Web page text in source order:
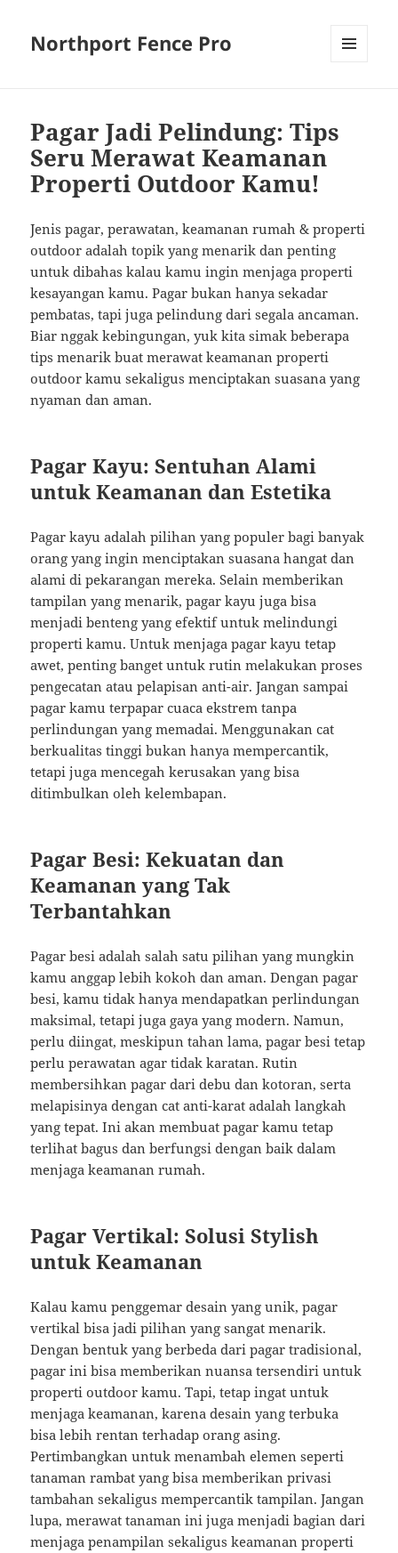
Northport Fence Pro
Pagar Jadi Pelindung: Tips
Seru Merawat Keamanan
Properti Outdoor Kamu!
Jenis pagar, perawatan, keamanan rumah & properti
outdoor adalah topik yang menarik dan penting
untuk dibahas kalau kamu ingin menjaga properti
kesayangan kamu. Pagar bukan hanya sekadar
pembatas, tapi juga pelindung dari segala ancaman.
Biar nggak kebingungan, yuk kita simak beberapa
tips menarik buat merawat keamanan properti
outdoor kamu sekaligus menciptakan suasana yang
nyaman dan aman.
Pagar Kayu: Sentuhan Alami
untuk Keamanan dan Estetika
Pagar kayu adalah pilihan yang populer bagi banyak
orang yang ingin menciptakan suasana hangat dan
alami di pekarangan mereka. Selain memberikan
tampilan yang menarik, pagar kayu juga bisa
menjadi benteng yang efektif untuk melindungi
properti kamu. Untuk menjaga pagar kayu tetap
awet, penting banget untuk rutin melakukan proses
pengecatan atau pelapisan anti-air. Jangan sampai
pagar kamu terpapar cuaca ekstrem tanpa
perlindungan yang memadai. Menggunakan cat
berkualitas tinggi bukan hanya mempercantik,
tetapi juga mencegah kerusakan yang bisa
ditimbulkan oleh kelembapan.
Pagar Besi: Kekuatan dan
Keamanan yang Tak
Terbantahkan
Pagar besi adalah salah satu pilihan yang mungkin
kamu anggap lebih kokoh dan aman. Dengan pagar
besi, kamu tidak hanya mendapatkan perlindungan
maksimal, tetapi juga gaya yang modern. Namun,
perlu diingat, meskipun tahan lama, pagar besi tetap
perlu perawatan agar tidak karatan. Rutin
membersihkan pagar dari debu dan kotoran, serta
melapisinya dengan cat anti-karat adalah langkah
yang tepat. Ini akan membuat pagar kamu tetap
terlihat bagus dan berfungsi dengan baik dalam
menjaga keamanan rumah.
Pagar Vertikal: Solusi Stylish
untuk Keamanan
Kalau kamu penggemar desain yang unik, pagar
vertikal bisa jadi pilihan yang sangat menarik.
Dengan bentuk yang berbeda dari pagar tradisional,
pagar ini bisa memberikan nuansa tersendiri untuk
properti outdoor kamu. Tapi, tetap ingat untuk
menjaga keamanan, karena desain yang terbuka
bisa lebih rentan terhadap orang asing.
Pertimbangkan untuk menambah elemen seperti
tanaman rambat yang bisa memberikan privasi
tambahan sekaligus mempercantik tampilan. Jangan
lupa, merawat tanaman ini juga menjadi bagian dari
menjaga penampilan sekaligus keamanan properti